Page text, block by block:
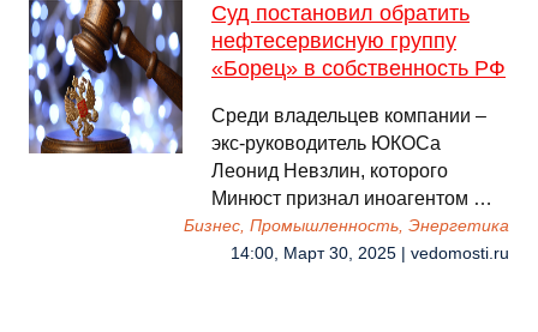
Суд постановил обратить
нефтесервисную группу
«Борец» в собственность РФ
Среди владельцев компании –
экс-руководитель ЮКОСа
Леонид Невзлин, которого
Минюст признал иноагентом …
Бизнес, Промышленность, Энергетика
14:00, Март 30, 2025 | vedomosti.ru